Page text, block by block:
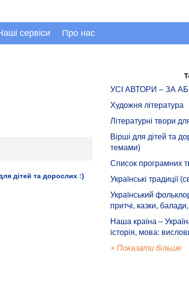
сервіси Про нас
дітей та дорослих :)
УСІ АВТОРИ – ЗА
Художня література
Літературні твори
Вірші для дітей та
темами)
Список програмних
Українські традиції
Український
притчі, казки,
Наша країна –
історія, мова:
+ Показати більше